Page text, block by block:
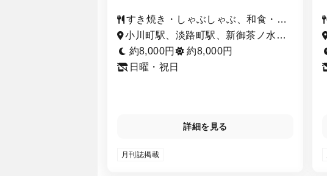
すき焼き・しゃぶしゃぶ、和食・日
本料理、居酒屋
小川町駅、淡路町駅、新御茶ノ水
駅、秋葉原駅、御茶ノ水駅、神田
駅、岩本町駅、末広町駅
約8,000円
約8,000円
日曜・祝日
詳細を見る
月刊誌掲載